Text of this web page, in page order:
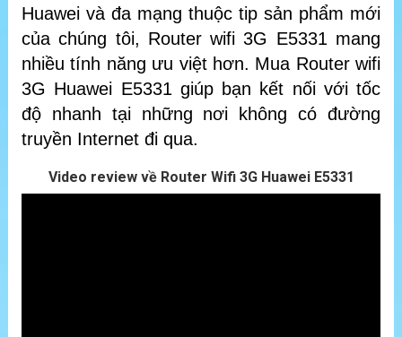
Huawei và đa mạng thuộc tip sản phẩm mới
của chúng tôi, Router wifi 3G E5331 mang
nhiều tính năng ưu việt hơn. Mua Router wifi
3G Huawei E5331 giúp bạn kết nối với tốc
độ nhanh tại những nơi không có đường
truyền Internet đi qua.
Video review về Router Wifi 3G Huawei E5331